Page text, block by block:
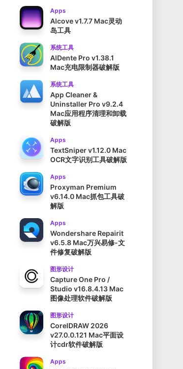
Apps
Alcove v1.7.7 Mac灵动
岛工具
系统工具
AlDente Pro v1.38.1
Mac充电限制器破解版
系统工具
App Cleaner &
Uninstaller Pro v9.2.4
Mac应用程序清理和卸载
破解版
Apps
TextSniper v1.12.0 Mac
OCR文字识别工具破解版
Apps
Proxyman Premium
v6.14.0 Mac抓包工具破
解版
Apps
Wondershare Repairit
v6.5.8 Mac万兴易修-文
件修复破解版
图形设计
Capture One Pro /
Studio v16.8.4.13 Mac
图像处理软件破解版
图形设计
CorelDRAW 2026
v27.0.0.121 Mac平面设
计cdr软件破解版
Apps